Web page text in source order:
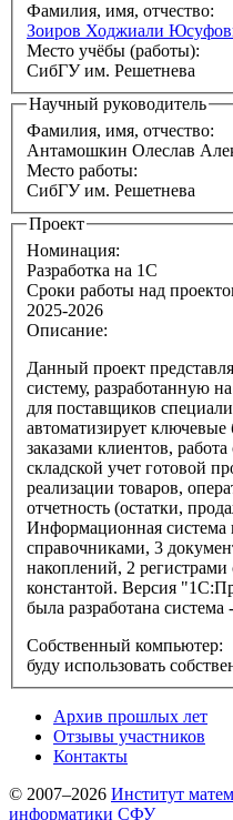
Фамилия, имя, отчество:
Зоиров Ходжиали
Место учёбы (работы):
СибГУ им. Решетнева
Научный руководитель
Фамилия, имя, отчество:
Антамошкин Олеслав
Место работы:
СибГУ им. Решетнева
Проект
Номинация:
Разработка на 1С
Сроки работы над
2025-2026
Описание:
Данный проект представляет собой
систему, разработанную
для поставщиков
автоматизирует
заказами клиентов,
складской учет готовой
реализации товаров,
отчетность (остатки,
Информационная система
справочниками, 3
накоплений, 2 регистрами
константой. Версия
была разработана система
Собственный компьютер:
буду использовать
Архив прошлых лет
Отзывы участников
Контакты
© 2007–2026 Институт
информатики СФУ